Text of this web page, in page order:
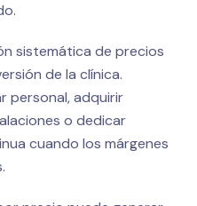
sistemática de precios
de la clínica.
personal, adquirir
o dedicar
cuando los márgenes